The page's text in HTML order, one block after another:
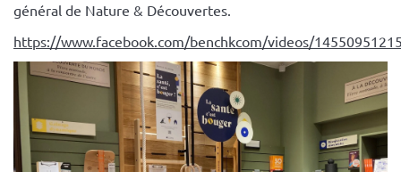
général de Nature & Découvertes.
https://www.facebook.com/benchkcom/videos/